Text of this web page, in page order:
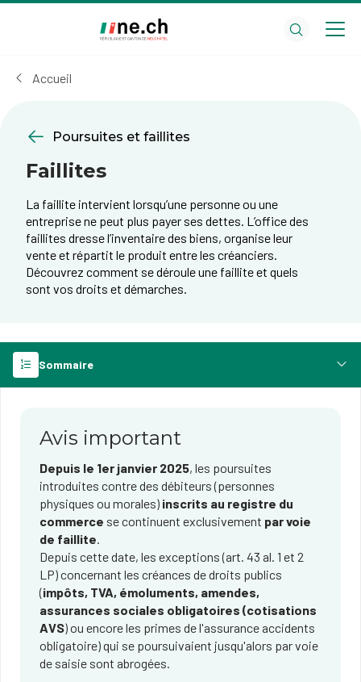
cookies
Accueil
Poursuites et faillites
Faillites
La faillite intervient lorsqu’une personne ou une
entreprise ne peut plus payer ses dettes. L’office des
faillites dresse l’inventaire des biens, organise leur
vente et répartit le produit entre les créanciers.
Découvrez comment se déroule une faillite et quels
sont vos droits et démarches.
Sommaire
Avis important
Depuis le 1er janvier 2025, les poursuites
introduites contre des débiteurs (personnes
physiques ou morales) inscrits au registre du
commerce se continuent exclusivement parvoie
de faillite.
Depuis cette date, les exceptions (art. 43 al. 1 et 2
LP) con​cernant les créances de droits publics
(impôts, TVA, émoluments, amendes, ​
assurances sociales obligatoires (cotisations
AVS) ou encore les primes de l'assurance accidents
obligatoire) qui se poursuivaient jusqu'alors par voie
de saisie sont abrogées.​